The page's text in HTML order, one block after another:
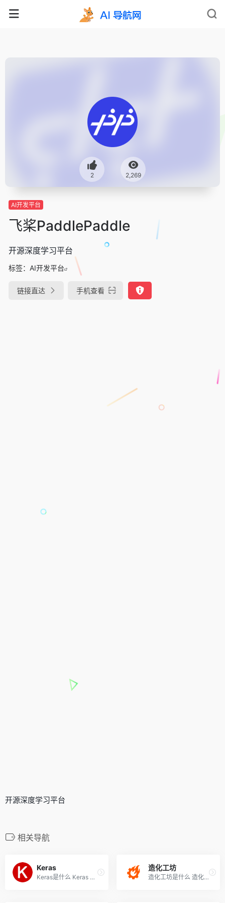
2 2,269
AI开发平台
飞桨PaddlePaddle
开源深度学习平台
标签： AI开发平台
链接直达 手机查看
开源深度学习平台
相关导航
Keras
Keras是什么 Keras 是开源的...
造化工坊
造化工坊是什么 造化工坊是腾...